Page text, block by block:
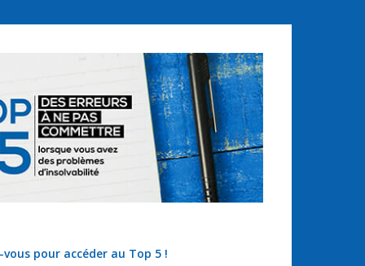
vous pour accéder au Top 5 !